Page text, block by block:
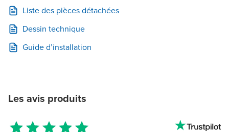
Liste des pièces détachées
Dessin technique
Guide d’installation
Les avis produits